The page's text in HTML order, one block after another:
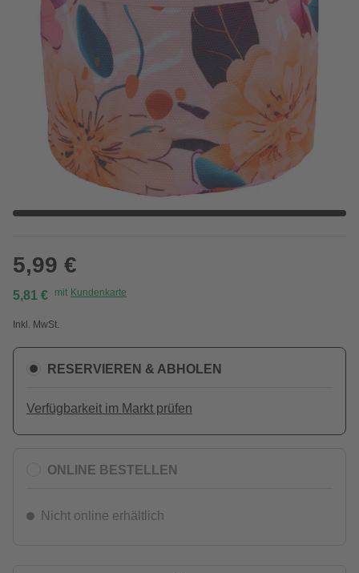
5,99 €
5,81 € mit Kundenkarte
Inkl. MwSt.
RESERVIEREN & ABHOLEN
Verfügbarkeit im Markt prüfen
ONLINE BESTELLEN
Nicht online erhältlich